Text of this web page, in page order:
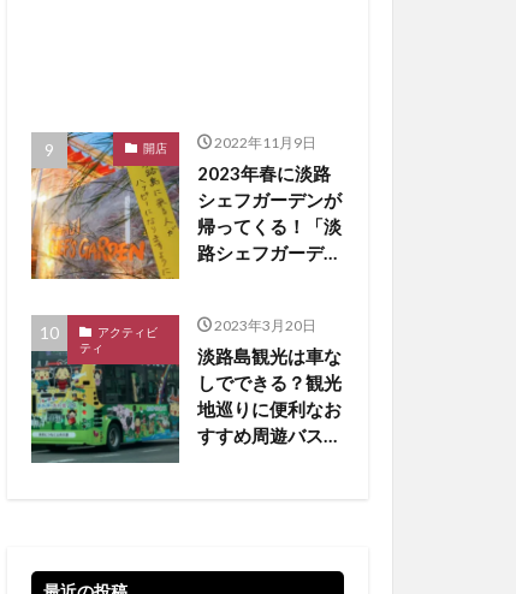
開店 2022年11月9日
2023年春に淡路
シェフガーデンが
帰ってくる！「淡
路シェフガーデン
アクティビ
ティ
2023年3月20日
淡路島観光は車な
しでできる？観光
地巡りに便利なお
すすめ周遊バスを